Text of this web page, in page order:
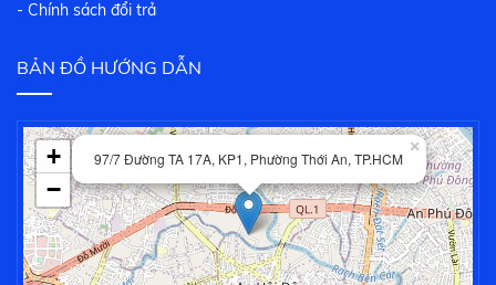
- Chính sách đổi trả
BẢN ĐỒ HƯỚNG DẪN
97/7 Đường TA 17A, KP1, Phường Thới An, TP.HCM
×
+
−